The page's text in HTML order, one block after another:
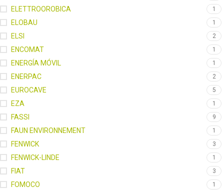
ELETTROOROBICA 1
ELOBAU 1
ELSI 2
ENCOMAT 1
ENERGÍA MÓVIL 1
ENERPAC 2
EUROCAVE 5
EZA 1
FASSI 9
FAUN ENVIRONNEMENT 1
FENWICK 3
FENWICK-LINDE 1
FIAT 3
FOMOCO 1